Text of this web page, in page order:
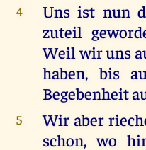
4
Uns ist nun
zuteil
Weil wir uns
haben, bis
Begebenheit
5
Wir aber
schon, wo